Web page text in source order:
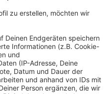
12:02
Fördermittel bereit, mit
jeweils maximal 1.000